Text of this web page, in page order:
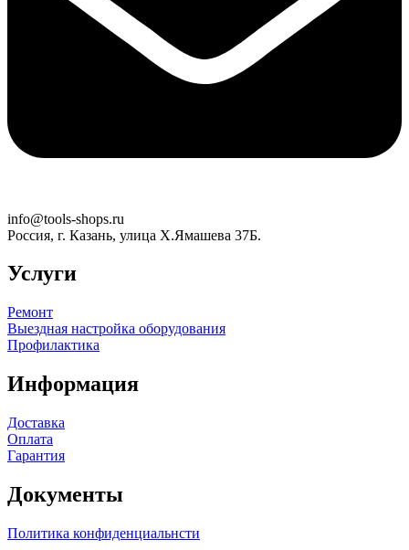
info@tools-shops.ru
Россия, г. Казань, улица Х.Ямашева 37Б.
Услуги
Ремонт
Выездная настройка оборудования
Профилактика
Информация
Доставка
Оплата
Гарантия
Документы
Политика конфиденциальнсти